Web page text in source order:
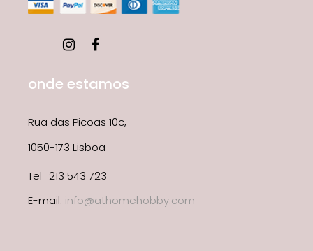
onde estamos
Rua das Picoas 10c,
1050-173 Lisboa
Tel_213 543 723
E-mail: info@athomehobby.com